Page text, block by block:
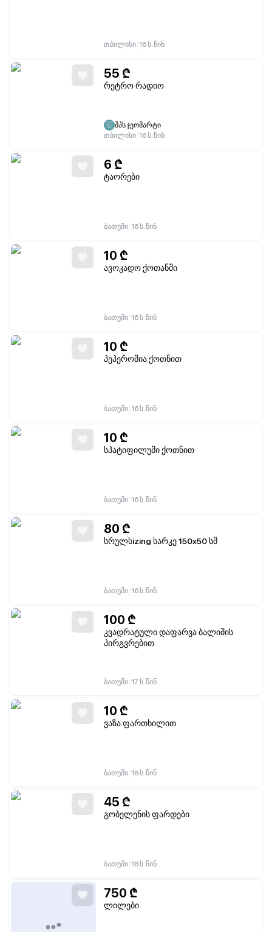
თბილისი 16 ს. წინ
55 ₾
რეტრო რადიო
შპს ჯეომარტი
თბილისი 16 ს. წინ
6 ₾
ტაორები
ბათუმი 16 ს. წინ
10 ₾
ავოკადო ქოთანში
ბათუმი 16 ს. წინ
10 ₾
პეპერომია ქოთნით
ბათუმი 16 ს. წინ
10 ₾
სპატიფილუმი ქოთნით
ბათუმი 16 ს. წინ
80 ₾
სრულსizing სარკე 150x50 სმ
ბათუმი 16 ს. წინ
100 ₾
კვადრატული დაფარვა ბალიშის
პირგვრებით
ბათუმი 17 ს. წინ
10 ₾
ვაზა ფართხილით
ბათუმი 18 ს. წინ
45 ₾
გობელენის ფარდები
ბათუმი 18 ს. წინ
750 ₾
ლილები